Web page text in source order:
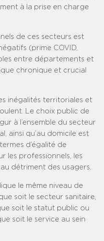
à la prise en charge
de ces secteurs est
(prime COVID,
entre départements et
chronique et crucial
inégalités territoriales et
Le choix public de
à l’ensemble du secteur
ainsi qu’au domicile est
d’égalité de
les professionnels, les
détriment des usagers.
le même niveau de
soit le secteur sanitaire,
soit le statut public ou
soit le service au sein